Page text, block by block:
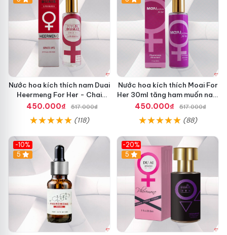
Nước hoa kích thích nam Duai
Heermeng For Her - Chai
29.5ml
450.000₫ 517.000₫
(118)
Nước hoa kích thích Moai For
Her 30ml tăng ham muốn nam
giới
450.000₫ 517.000₫
(88)
-10%
5
-20%
5